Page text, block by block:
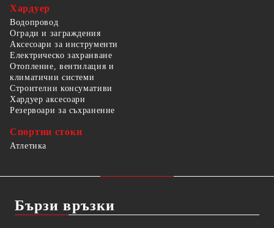
Хардуер
Водопровод
Огради и заграждения
Аксесоари за инструменти
Електрическо захранване
Отопление, вентилация и
климатични системи
Строителни консумативи
Хардуер аксесоари
Резервоари за съхранение
Спортни стоки
Атлетика
Бързи връзки